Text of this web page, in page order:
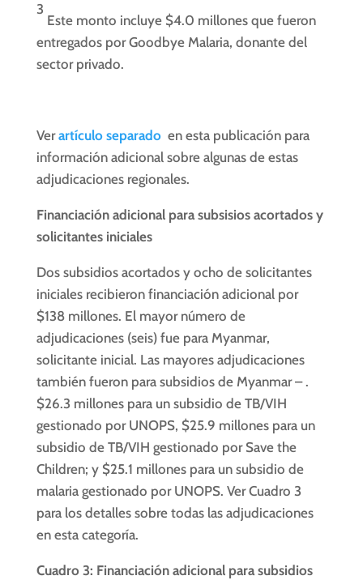
3
Este monto incluye $4.0 millones que fueron
entregados por Goodbye Malaria, donante del
sector privado.
Verartículo separado en esta publicación para
información adicional sobre algunas de estas
adjudicaciones regionales.
Financiación adicional para subsisios acortados y
solicitantes iniciales
Dos subsidios acortados y ocho de solicitantes
iniciales recibieron financiación adicional por
$138 millones. El mayor número de
adjudicaciones (seis) fue para Myanmar,
solicitante inicial. Las mayores adjudicaciones
también fueron para subsidios de Myanmar – .
$26.3 millones para un subsidio de TB/VIH
gestionado por UNOPS, $25.9 millones para un
subsidio de TB/VIH gestionado por Save the
Children; y $25.1 millones para un subsidio de
malaria gestionado por UNOPS. Ver Cuadro 3
para los detalles sobre todas las adjudicaciones
en esta categoría.
Cuadro 3: Financiación adicional para subsidios